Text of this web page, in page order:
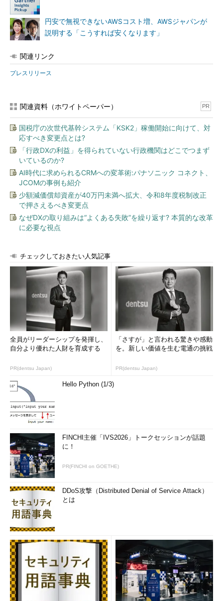
円安で無視できないAWSコスト増、AWSジャパンが
説明する「こうすれば安くなります」
関連リンク
プレスリリース
関連資料（ホワイトペーパー） PR
国税庁の次世代基幹システム「KSK2」稼働開始に向けて、対
応すべき変更点とは?
「行政DXの利益」を得られていない行政機関はどこでつまず
いているのか?
AI時代に求められるCRMへの変革術:パナソニック コネクト、
JCOMの事例も紹介
少額減価償却資産が40万円未満へ拡大、令和8年度税制改正
で押さえるべき変更点
なぜDXの取り組みは“よくある失敗”を繰り返す? 本質的な改革
に必要な視点
チェックしておきたい人気記事
全員がリーダーシップを発揮し、
自分より優れた人財を育成する
PR(dentsu Japan)
「さすが」と言われる驚きや感動
を。新しい価値を生む電通の挑戦
PR(dentsu Japan)
Hello Python (1/3)
FINCHI主催「IVS2026」トークセッションが話題
に！
PR(FINCHI on GOETHE)
DDoS攻撃（Distributed Denial of Service Attack）
とは